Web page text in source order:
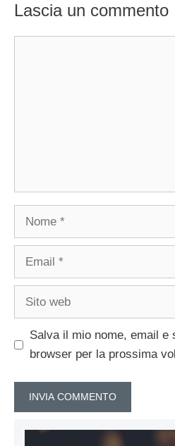
Lascia un commento
Nome
Email
Sito
Salva il mio nome, email e
browser per la prossima